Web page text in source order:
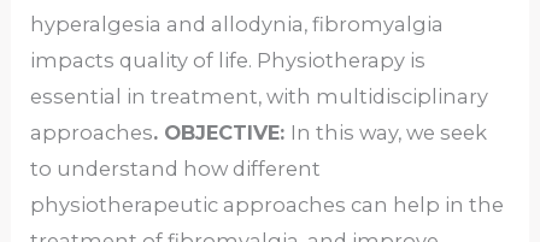
hyperalgesia and allodynia, fibromyalgia
impacts quality of life. Physiotherapy is
essential in treatment, with multidisciplinary
approaches. OBJECTIVE: In this way, we seek
to understand how different
physiotherapeutic approaches can help in the